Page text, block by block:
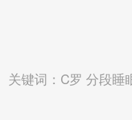
关键词： C罗 分段睡